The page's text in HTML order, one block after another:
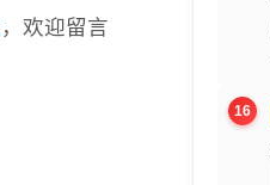
，欢迎留言
16